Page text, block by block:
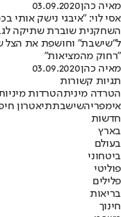
מאיה כהן03.09.2020
אסי לוי: "איבגי נישק אותי
השחקנית שוברת שתיקה
"רחוק מהמציאות"
מאיה כהן03.09.2020
תגיות קשורות
הטרדה מיניתהטרדות
אימפריהשישבתתיאטרון
חדשות
בארץ
בעולם
ביטחוני
פוליטי
פלילים
בריאות
חינוך